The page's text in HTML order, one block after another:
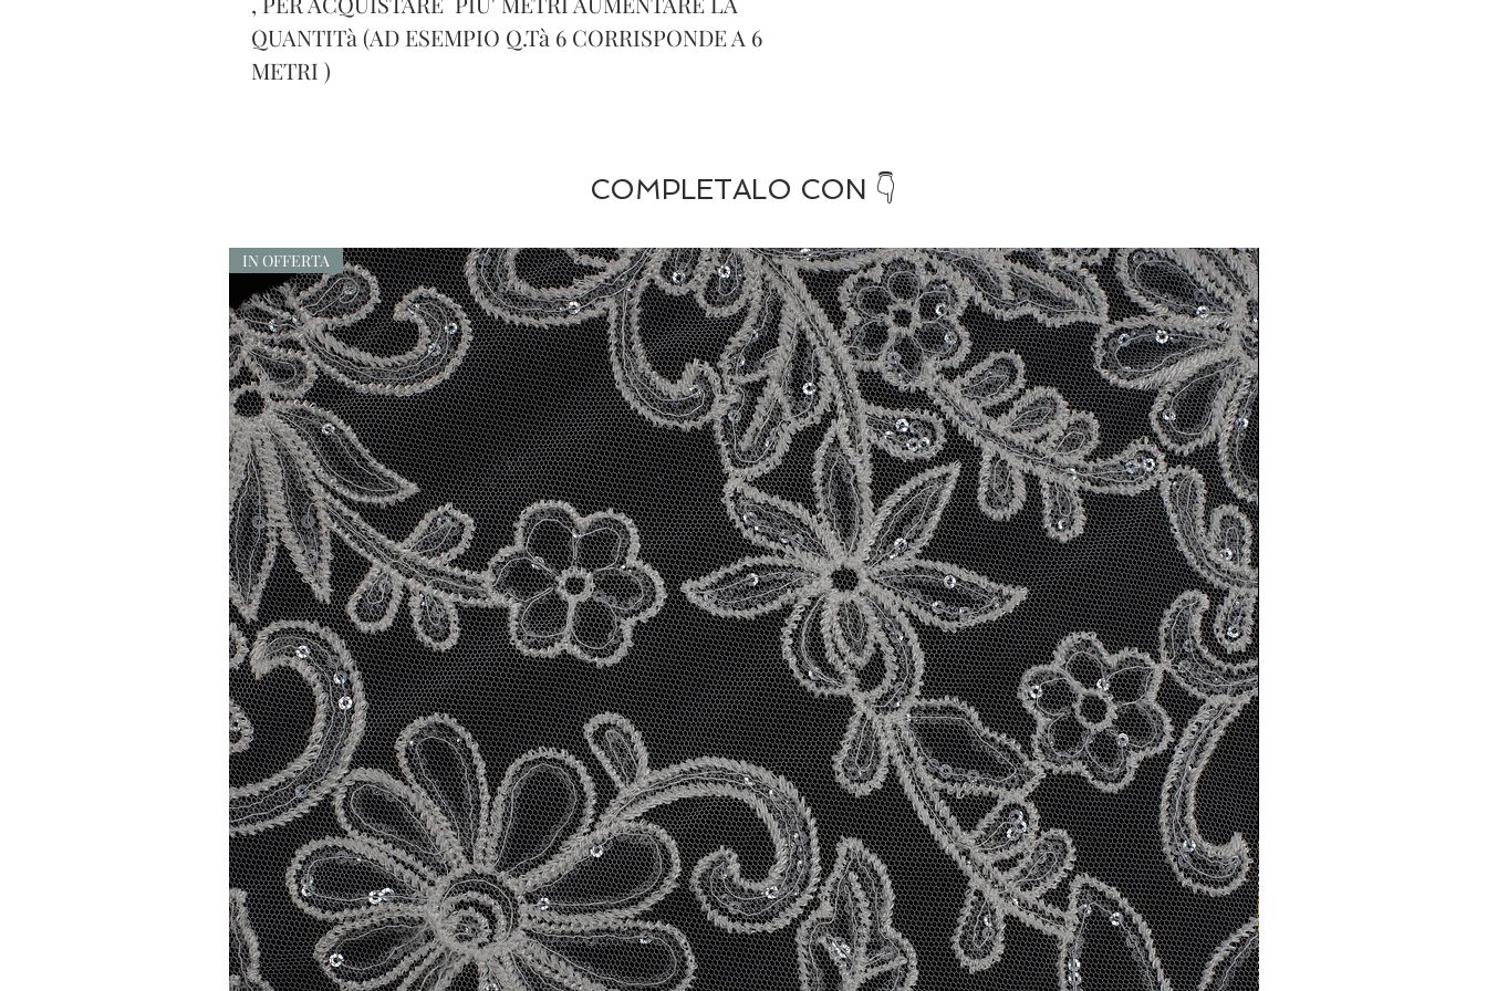
QUANTITà (AD ESEMPIO Q.Tà 6 CORRISPONDE A 6
METRI )
COMPLETALO CON 👇
IN OFFERTA